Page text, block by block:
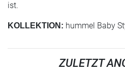
ist.
KOLLEKTION: hummel Baby
ZULETZT